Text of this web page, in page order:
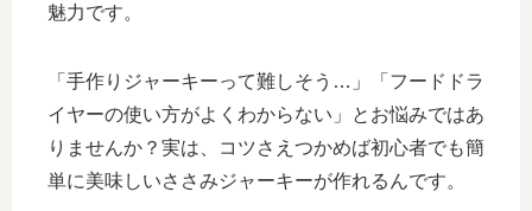
魅力です。
「手作りジャーキーって難しそう…」「フードドラ
イヤーの使い方がよくわからない」とお悩みではあ
りませんか？実は、コツさえつかめば初心者でも簡
単に美味しいささみジャーキーが作れるんです。